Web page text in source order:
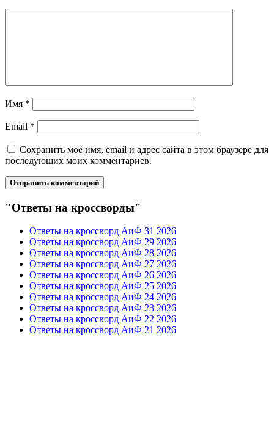
Имя *
Email *
Сохранить моё имя, email и адрес сайта в этом браузере для
последующих моих комментариев.
"Ответы на кроссворды"
Ответы на кроссворд АиФ 31 2026
Ответы на кроссворд АиФ 29 2026
Ответы на кроссворд АиФ 28 2026
Ответы на кроссворд АиФ 27 2026
Ответы на кроссворд АиФ 26 2026
Ответы на кроссворд АиФ 25 2026
Ответы на кроссворд АиФ 24 2026
Ответы на кроссворд АиФ 23 2026
Ответы на кроссворд АиФ 22 2026
Ответы на кроссворд АиФ 21 2026